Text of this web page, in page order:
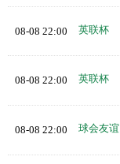
08-08 22:00 英联杯
08-08 22:00 英联杯
08-08 22:00 球会友谊